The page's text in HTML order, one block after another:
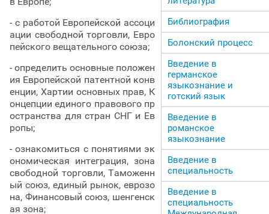
- с работой Европейской ассоци
ации свободной торговли, Евро
пейского вещательного союза;
- определить основные положен
ия Европейской патентной конв
енции, Хартии основных прав, К
онцепции единого правового пр
остранства для стран СНГ и Ев
ропы;
- ознакомиться с понятиями эк
ономическая интеграция, зона
свободной торговли, Таможенн
ый союз, единый рынок, еврозо
на, Финансовый союз, шенгенск
ая зона;
Библиография
Болонский процесс
Введение в
германское
языкознание и
готский язык
Введение в
романское
языкознание
Введение в
специальность
Введение в
специальность